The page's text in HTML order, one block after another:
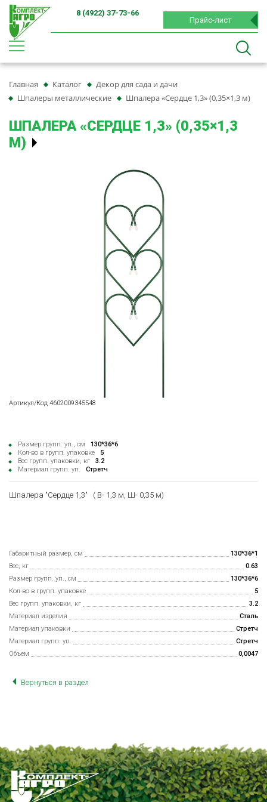
Прайс-лист
8 (4922) 37-73-66
Главная Каталог
Декор для сада и дачи
Шпалеры металлические
Шпалера «Сердце 1,3» (0,35×1,3 м)
ШПАЛЕРА «СЕРДЦЕ 1,3» (0,35×1,3
М)
Артикул/Код 4602009345548
Размер групп. уп., см
130*36*6
Кол-во в групп. упаковке
5
Вес групп. упаковки, кг
3.2
Материал групп. уп.
Стретч
Шпалера "Сердце 1,3" ( В- 1,3 м, Ш- 0,35 м)
Габаритный размер, см
130*36*1
Вес, кг
0.63
Размер групп. уп., см
130*36*6
Кол-во в групп. упаковке
5
Вес групп. упаковки, кг
3.2
Материал изделия
Сталь
Материал упаковки
Стретч
Материал групп. уп.
Стретч
Объем
0,0047
Вернуться в раздел